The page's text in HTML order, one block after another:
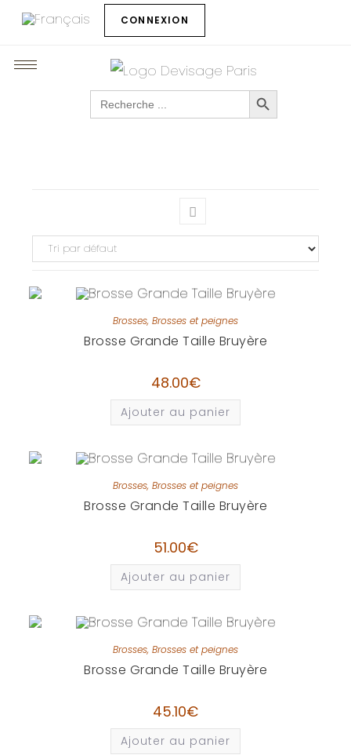
CONNEXION
Search
for:
SEARCH BUTTON
Brosses, Brosses et peignes
Brosse Grande Taille Bruyère
48.00€
Ajouter au panier
Brosses, Brosses et peignes
Brosse Grande Taille Bruyère
51.00€
Ajouter au panier
Brosses, Brosses et peignes
Brosse Grande Taille Bruyère
45.10€
Ajouter au panier